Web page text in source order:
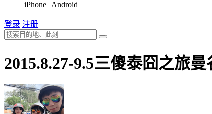
iPhone | Android
登录 注册
2015.8.27-9.5三傻泰囧之旅